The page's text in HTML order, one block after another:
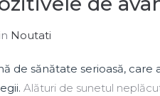
in Noutati
de sănătate serioasă, care
Alături de sunetul